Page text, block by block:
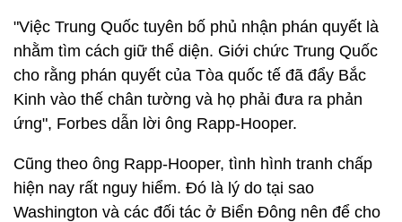
"Việc Trung Quốc tuyên bố phủ nhận phán quyết là
nhằm tìm cách giữ thể diện. Giới chức Trung Quốc
cho rằng phán quyết của Tòa quốc tế đã đẩy Bắc
Kinh vào thế chân tường và họ phải đưa ra phản
ứng", Forbes dẫn lời ông Rapp-Hooper.
Cũng theo ông Rapp-Hooper, tình hình tranh chấp
hiện nay rất nguy hiểm. Đó là lý do tại sao
Washington và các đối tác ở Biển Đông nên để cho